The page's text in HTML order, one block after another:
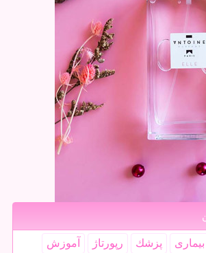
بیماری پزشك رپورتاژ آموزش